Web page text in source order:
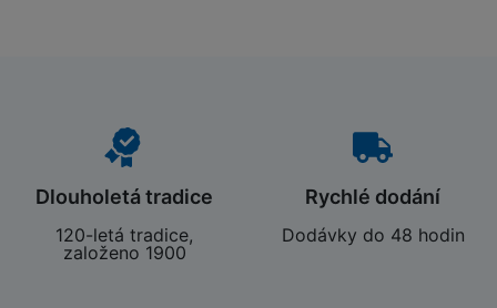
Dlouholetá tradice
120-letá tradice,
založeno 1900
Rychlé dodání
Dodávky do 48 hodin